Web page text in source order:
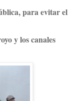
para evitar el
y los canales